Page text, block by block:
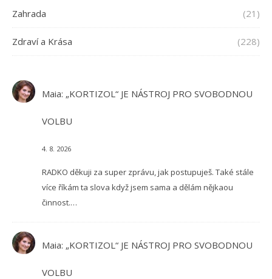
Zahrada (21)
Zdraví a Krása (228)
Maia: „KORTIZOL“ JE NÁSTROJ PRO SVOBODNOU
VOLBU
4. 8. 2026
RADKO děkuji za super zprávu, jak postupuješ. Také stále
více říkám ta slova když jsem sama a dělám nějkaou
činnost.…
Maia: „KORTIZOL“ JE NÁSTROJ PRO SVOBODNOU
VOLBU